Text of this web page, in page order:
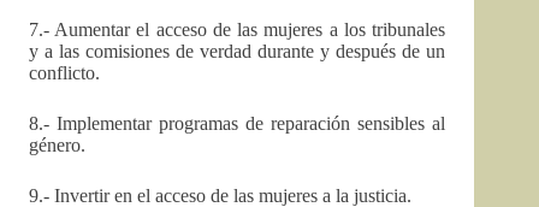
7.- Aumentar el acceso de las mujeres a los tribunales
y a las comisiones de verdad durante y después de un
conflicto.
8.- Implementar programas de reparación sensibles al
género.
9.- Invertir en el acceso de las mujeres a la justicia.